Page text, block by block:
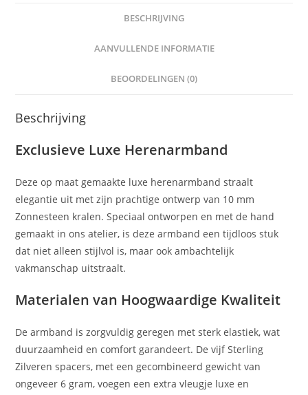
BESCHRIJVING
AANVULLENDE INFORMATIE
BEOORDELINGEN (0)
Beschrijving
Exclusieve Luxe Herenarmband
Deze op maat gemaakte luxe herenarmband straalt
elegantie uit met zijn prachtige ontwerp van 10 mm
Zonnesteen kralen. Speciaal ontworpen en met de hand
gemaakt in ons atelier, is deze armband een tijdloos stuk
dat niet alleen stijlvol is, maar ook ambachtelijk
vakmanschap uitstraalt.
Materialen van Hoogwaardige Kwaliteit
De armband is zorgvuldig geregen met sterk elastiek, wat
duurzaamheid en comfort garandeert. De vijf Sterling
Zilveren spacers, met een gecombineerd gewicht van
ongeveer 6 gram, voegen een extra vleugje luxe en